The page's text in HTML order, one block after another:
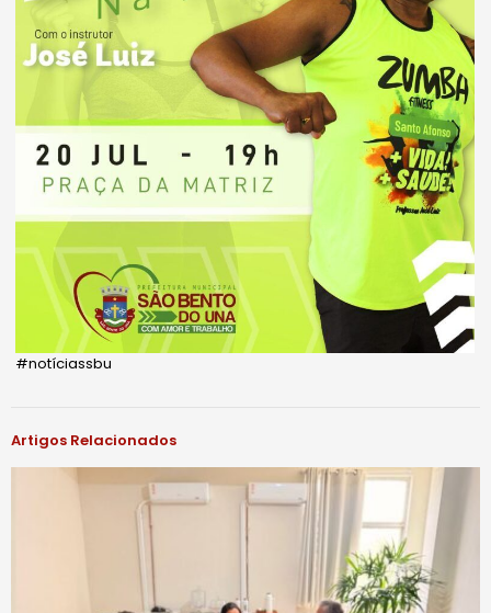
#notíciassbu
Artigos Relacionados